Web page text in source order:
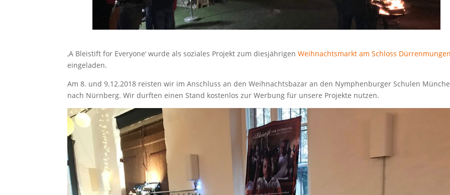
‚A Bleistift for Everyone‘ wurde als soziales Projekt zum diesjährigenWeihnachtsmarkt am Schloss
eingeladen.
Am 8. und 9.12.2018 reisten wir im Anschluss an den Weihnachtsbazar an den Nymphenburger Schulen
nach Nürnberg. Wir durften einen Stand kostenlos zur Werbung für unsere Projekte nutzen.